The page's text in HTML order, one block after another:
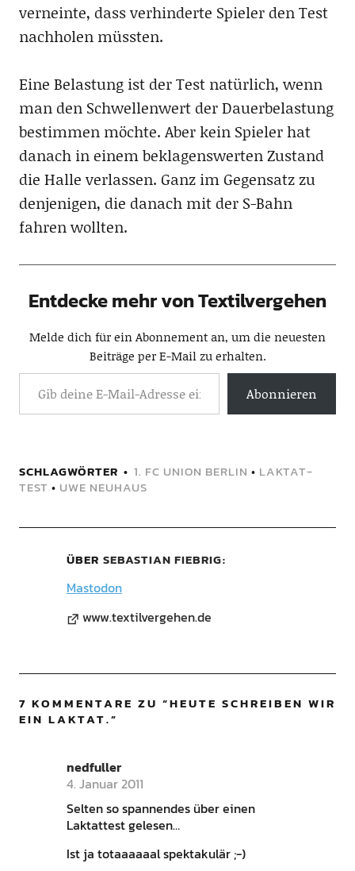
verneinte, dass verhinderte Spieler den Test
nachholen müssten.
Eine Belastung ist der Test natürlich, wenn
man den Schwellenwert der Dauerbelastung
bestimmen möchte. Aber kein Spieler hat
danach in einem beklagenswerten Zustand
die Halle verlassen. Ganz im Gegensatz zu
denjenigen, die danach mit der S-Bahn
fahren wollten.
Entdecke mehr von Textilvergehen
Melde dich für ein Abonnement an, um die neuesten
Beiträge per E-Mail zu erhalten.
Abonnieren
SCHLAGWÖRTER 1. FC UNION BERLIN • LAKTAT-
TEST • UWE NEUHAUS
ÜBER SEBASTIAN FIEBRIG
Mastodon
www.textilvergehen.de
7 KOMMENTARE ZU “HEUTE SCHREIBEN WIR
EIN LAKTAT.”
nedfuller
4. Januar 2011
Selten so spannendes über einen
Laktattest gelesen…
Ist ja totaaaaaal spektakulär ;-)